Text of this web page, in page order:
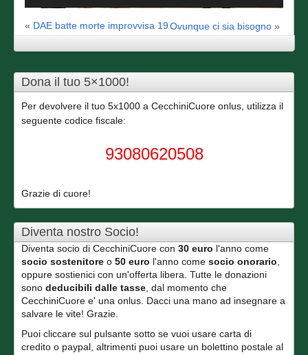
« DAE batte morte improvvisa 19 ...Ovunque ci sia bisogno »
Dona il tuo 5×1000!
Per devolvere il tuo 5x1000 a CecchiniCuore onlus, utilizza il
seguente codice fiscale:
93080620508
Grazie di cuore!
Diventa nostro Socio!
Diventa socio di CecchiniCuore con 30 euro l'anno come
socio sostenitore o 50 euro l'anno come socio onorario,
oppure sostienici con un'offerta libera. Tutte le donazioni
sono deducibili dalle tasse, dal momento che
CecchiniCuore e' una onlus. Dacci una mano ad insegnare a
salvare le vite! Grazie.
Puoi cliccare sul pulsante sotto se vuoi usare carta di
credito o paypal, altrimenti puoi usare un bolettino postale al